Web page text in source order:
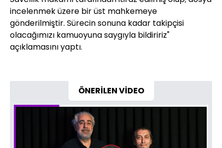
incelenmek üzere bir üst mahkemeye
gönderilmiştir. Sürecin sonuna kadar takipçisi
olacağımızı kamuoyuna saygıyla bildiririz"
açıklamasını yaptı.
ÖNERİLEN VİDEO